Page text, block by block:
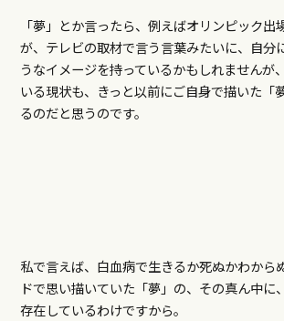
「夢」とか言ったら、例えばオリンピック出
が、テレビの取材で言う言葉みたいに、自分
うなイメージを持っているかもしれませんが
いる現状も、きっと以前にご自身で描いた「
るのだと思うのです。
私で言えば、白血病で生きるか死ぬかわから
ドで思い描いていた「夢」の、その真ん中に
存在しているわけですから。